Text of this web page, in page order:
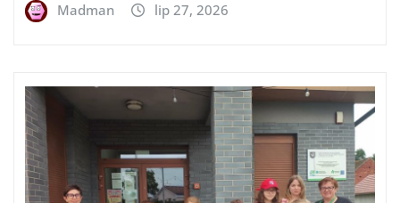
Madman lip 27, 2026